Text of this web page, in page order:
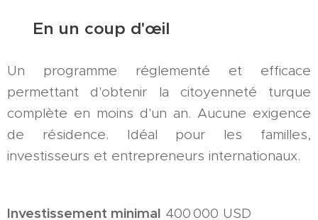
✅ En un coup d'œil
Un programme réglementé et efficace
permettant d'obtenir la citoyenneté turque
complète en moins d'un an. Aucune exigence
de résidence. Idéal pour les familles,
investisseurs et entrepreneurs internationaux.
Investissement minimal 400 000 USD